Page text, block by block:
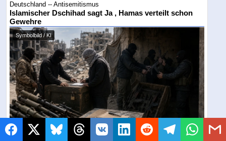
Deutschland -- Antisemitismus
Islamischer Dschihad sagt Ja , Hamas verteilt schon
Gewehre
Symbolbild / KI